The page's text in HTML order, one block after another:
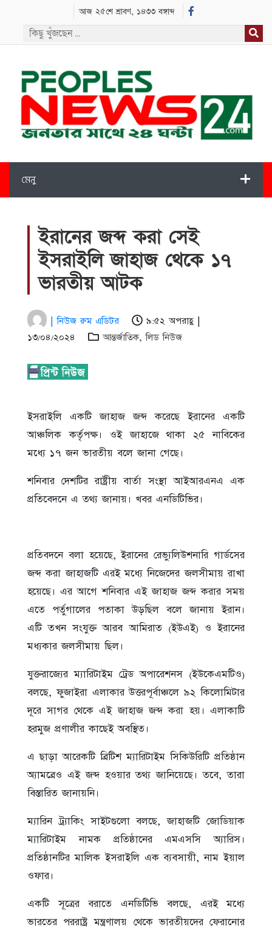
আজ ২৫শে শ্রাবণ, ১৪৩৩ বঙ্গাব্দ
মেনু
ইরানের জব্দ করা সেই
ইসরাইলি জাহাজ থেকে ১৭
ভারতীয় আটক
| নিউজ রুম এডিটর
৯:৫২ অপরাহ্ণ |
১৩/০৪/২০২৪
আন্তর্জাতিক,লিড নিউজ
ইসরাইলি একটি জাহাজ জব্দ করেছে ইরানের একটি
আঞ্চলিক কর্তৃপক্ষ। ওই জাহাজে থাকা ২৫ নাবিকের
মধ্যে ১৭ জন ভারতীয় বলে জানা গেছে।
শনিবার দেশটির রাষ্ট্রীয় বার্তা সংস্থা আইআরএনএ এক
প্রতিবেদনে এ তথ্য জানায়। খবর এনডিটিভির।
প্রতিবদনে বলা হয়েছে, ইরানের রেভ্যুলিউশনারি গার্ডসের
জব্দ করা জাহাজটি এরই মধ্যে নিজেদের জলসীমায় রাখা
হয়েছে। এর আগে শনিবার এই জাহাজ জব্দ করার সময়
এতে পর্তুগালের পতাকা উড়ছিল বলে জানায় ইরান।
এটি তখন সংযুক্ত আরব আমিরাত (ইউএই) ও ইরানের
মধ্যকার জলসীমায় ছিল।
যুক্তরাজ্যের ম্যারিটাইম ট্রেড অপারেশনস (ইউকেএমটিও)
বলছে, ফুজাইরা এলাকার উত্তরপূর্বাঞ্চলে ৯২ কিলোমিটার
দূরে সাগর থেকে এই জাহাজ জব্দ করা হয়। এলাকাটি
হরমুজ প্রণালীর কাছেই অবস্থিত।
এ ছাড়া আরেকটি ব্রিটিশ ম্যারিটাইম সিকিউরিটি প্রতিষ্ঠান
অ্যামব্রেও এই জব্দ হওয়ার তথ্য জানিয়েছে। তবে, তারা
বিস্তারিত জানায়নি।
ম্যারিন ট্র্যাকিং সাইটগুলো বলছে, জাহাজটি জোডিয়াক
ম্যারিটাইম নামক প্রতিষ্ঠানের এমএসসি অ্যারিস।
প্রতিষ্ঠানটির মালিক ইসরাইলি এক ব্যবসায়ী, নাম ইয়াল
ওফার।
একটি সূত্রের বরাতে এনডিটিভি বলছে, এরই মধ্যে
ভারতের পররাষ্ট্র মন্ত্রণালয় থেকে ভারতীয়দের ফেরানোর